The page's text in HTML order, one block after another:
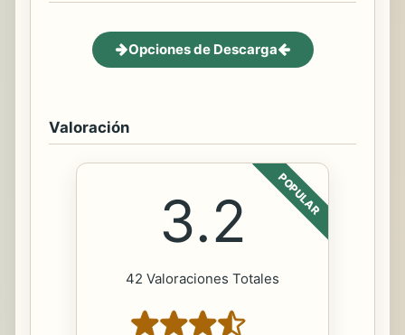
Opciones de Descarga
Valoración
POPULAR
3.2
42 Valoraciones Totales